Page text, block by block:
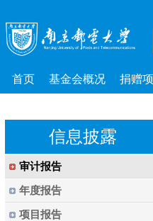
首页 基金会概况 捐赠
信息披露
审计报告
年度报告
项目报告